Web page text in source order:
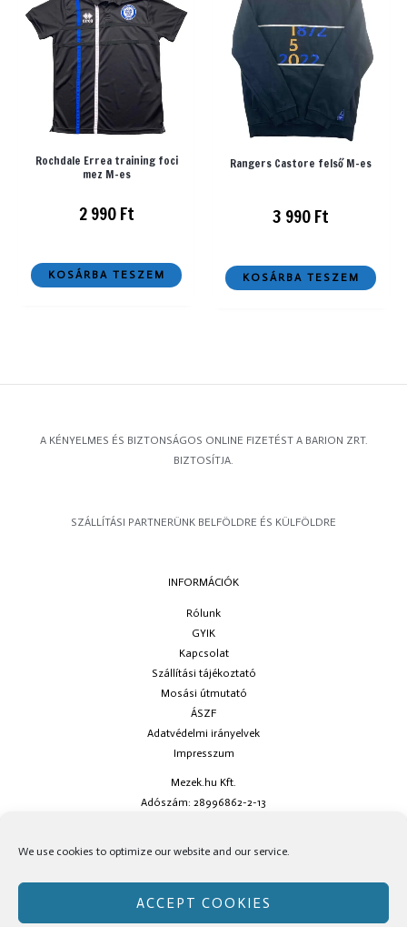
We use cookies to optimize our website and our service.
ACCEPT COOKIES
Rochdale Errea training foci
mez M-es
2 990Ft
KOSÁRBA TESZEM
Rangers Castore felső M-es
3 990Ft
KOSÁRBA TESZEM
A KÉNYELMES ÉS BIZTONSÁGOS ONLINE FIZETÉST A BARION ZRT.
BIZTOSÍTJA.
SZÁLLÍTÁSI PARTNERÜNK BELFÖLDRE ÉS KÜLFÖLDRE
INFORMÁCIÓK
Rólunk
GYIK
Kapcsolat
Szállítási tájékoztató
Mosási útmutató
ÁSZF
Adatvédelmi irányelvek
Impresszum
Mezek.hu Kft.
Adószám: 28996862-2-13
social oldalainkon!